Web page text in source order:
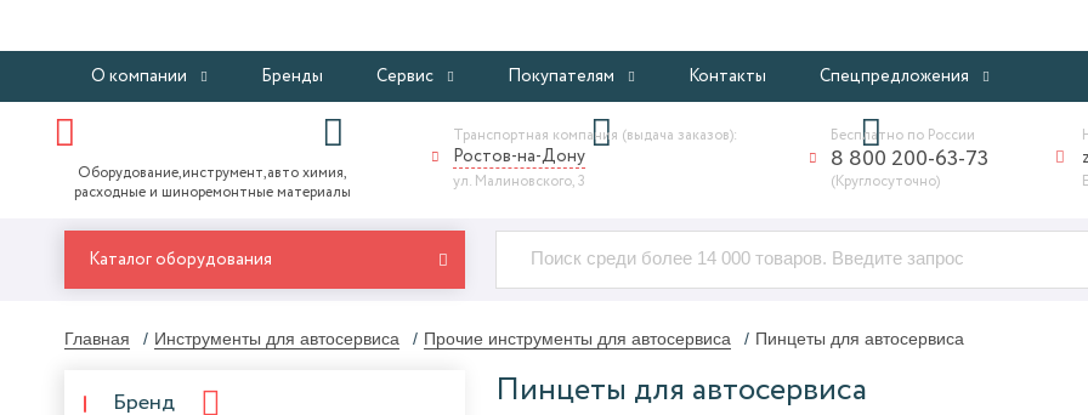
О компании Бренды Сервис Покупателям Контакты Спецпредложения
Оборудование,инструмент,авто химия,
расходные и шиноремонтные материалы
Транспортная компания (выдача заказов):
Ростов-на-Дону
ул. Малиновского, 3
Бесплатно по России
8 800 200-63-73
(Круглосуточно)
Каталог оборудования
Главная Инструменты для автосервиса Прочие инструменты для автосервиса Пинцеты для автосервиса
Бренд Пинцеты для автосервиса